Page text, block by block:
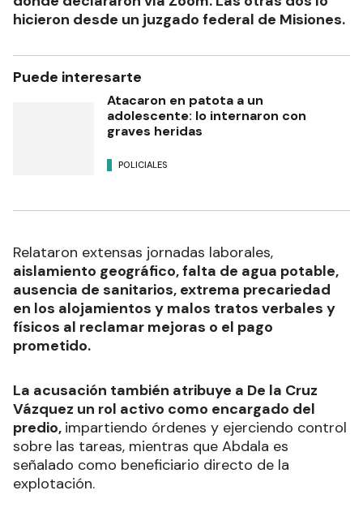
hicieron desde un juzgado federal de Misiones.
Puede interesarte
Atacaron en patota a un
adolescente: lo internaron con
graves heridas
POLICIALES
Relataron extensas jornadas laborales,
aislamiento geográfico, falta de agua potable,
ausencia de sanitarios, extrema precariedad
en los alojamientos y malos tratos verbales y
físicos al reclamar mejoras o el pago
prometido.
La acusación también atribuye a De la Cruz
Vázquez un rol activo como encargado del
predio, impartiendo órdenes y ejerciendo control
sobre las tareas, mientras que Abdala es
señalado como beneficiario directo de la
explotación.